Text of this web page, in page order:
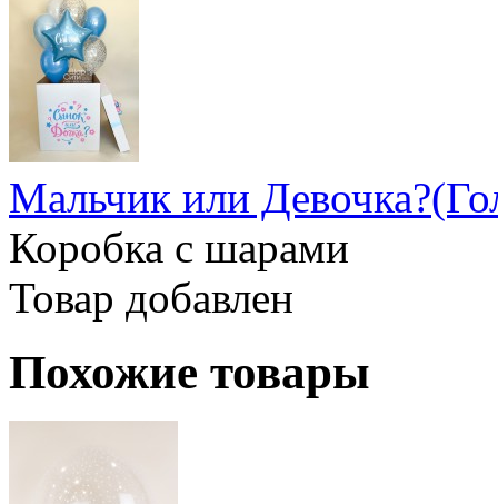
Мальчик или
Коробка с шарами
Товар добавлен
Похожие товары